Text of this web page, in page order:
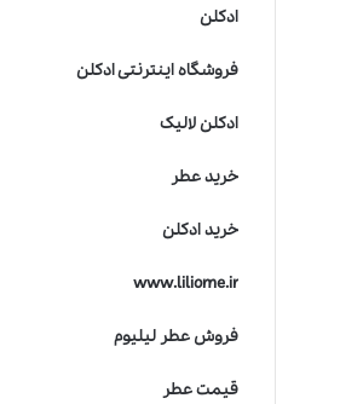
ادکلن
فروشگاه اینترنتی ادکلن
ادکلن لالیک
خرید عطر
خرید ادکلن
www.liliome.ir
فروش عطر لیلیوم
قیمت عطر